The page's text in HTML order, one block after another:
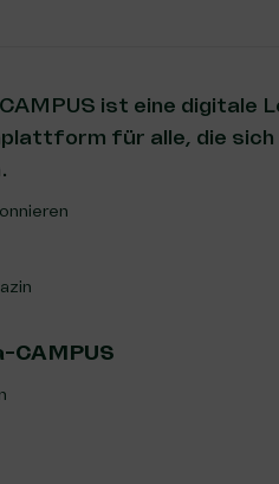
ist eine digitale
für alle, die sich
CAMPUS